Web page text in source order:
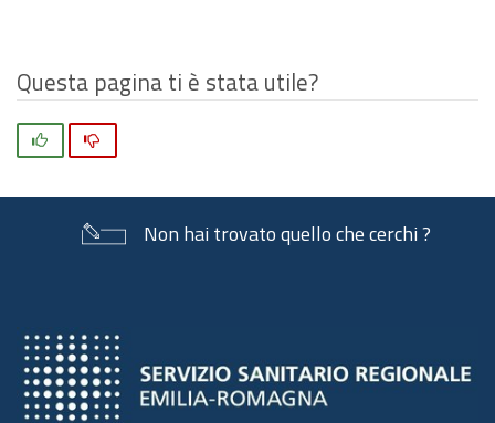
Questa pagina ti è stata utile?
Non hai trovato quello che cerchi ?